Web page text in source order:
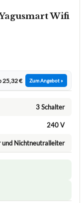
Wifi
25,32 € Zum Angebot »
3 Schalter
240 V
Nichtneutralleiter